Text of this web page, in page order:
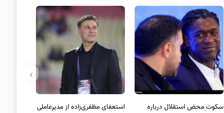
سکوت محض استقلال درباره
استعفای مظفری‌زاده از مدیرعاملی
›